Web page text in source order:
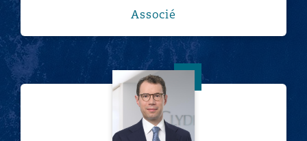
Associé
Dr. Henning Schaloske